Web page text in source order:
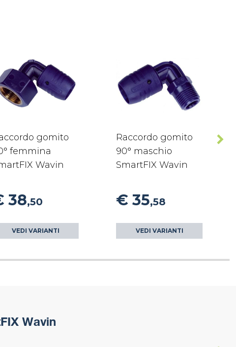
gomito
femmina
Wavin
38,50
VEDI VARIANTI
Raccordo gomito
90° maschio
SmartFIX Wavin
€ 35,58
VEDI VARIANTI
Wavin